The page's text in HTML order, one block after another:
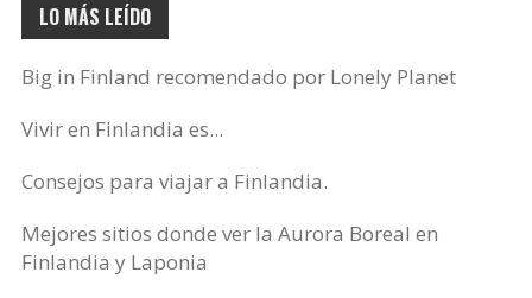
LO MÁS LEÍDO
Big in Finland recomendado por Lonely Planet
Vivir en Finlandia es...
Consejos para viajar a Finlandia.
Mejores sitios donde ver la Aurora Boreal en
Finlandia y Laponia